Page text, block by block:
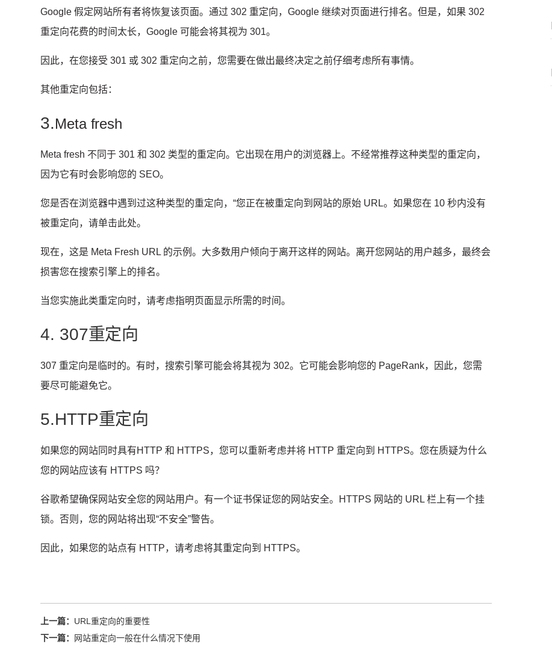
Google 假定网站所有者将恢复该页面。通过 302 重定向，Google 继续对页面进行排名。但是，如果 302
重定向花费的时间太长，Google 可能会将其视为 301。
因此，在您接受 301 或 302 重定向之前，您需要在做出最终决定之前仔细考虑所有事情。
其他重定向包括：
3.Meta fresh
Meta fresh 不同于 301 和 302 类型的重定向。 它出现在用户的浏览器上。 不经常推荐这种类型的重定向，
因为它有时会影响您的 SEO。
您是否在浏览器中遇到过这种类型的重定向，“您正在被重定向到网站的原始 URL。如果您在 10 秒内没有
被重定向，请单击此处。
现在，这是 Meta Fresh URL 的示例。 大多数用户倾向于离开这样的网站。 离开您网站的用户越多，最终会
损害您在搜索引擎上的排名。
当您实施此类重定向时，请考虑指明页面显示所需的时间。
4. 307重定向
307 重定向是临时的。有时，搜索引擎可能会将其视为 302。它可能会影响您的 PageRank，因此，您需
要尽可能避免它。
5.HTTP重定向
如果您的网站同时具有HTTP 和 HTTPS，您可以重新考虑并将 HTTP 重定向到 HTTPS。您在质疑为什么
您的网站应该有 HTTPS 吗？
谷歌希望确保网站安全您的网站用户。有一个证书保证您的网站安全。
HTTPS 网站的 URL 栏上有一个挂
锁。否则，您的网站将出现“不安全”警告。
因此，如果您的站点有 HTTP，请考虑将其重定向到 HTTPS。
上一篇： URL重定向的重要性
下一篇：
网站重定向一般在什么情况下使用